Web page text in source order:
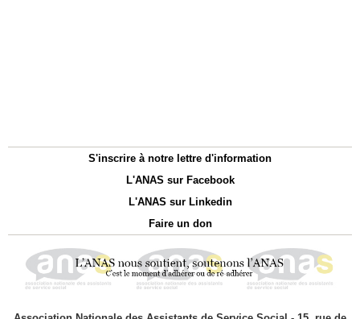
S'inscrire à notre lettre d'information
L'ANAS sur Facebook
L'ANAS sur Linkedin
Faire un don